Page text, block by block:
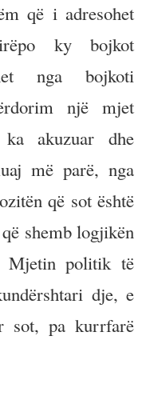
që i adresohet
ky bojkot
nga bojkoti
një mjet
akuzuar dhe
më parë, nga
që sot është
shemb logjikën
Mjetin politik të
dje, e
sot, pa kurrfarë